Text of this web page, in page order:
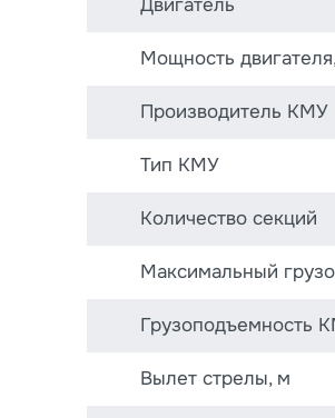
Двигатель
Мощность
Производитель КМУ
Тип КМУ
Количество секций
Максимальный
Грузоподъемность
Вылет стрелы, м